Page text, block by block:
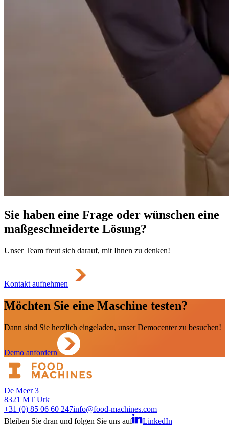
Sie haben eine Frage oder wünschen eine
maßgeschneiderte Lösung?
Unser Team freut sich darauf, mit Ihnen zu denken!
Kontakt aufnehmen
Möchten Sie eine Maschine testen?
Dann sind Sie herzlich eingeladen, unser Democenter zu besuchen!
Demo anfordern
De Meer 3
8321 MT Urk
+31 (0) 85 06 60 247info@food-machines.com
Bleiben Sie dran und folgen Sie uns auf
LinkedIn